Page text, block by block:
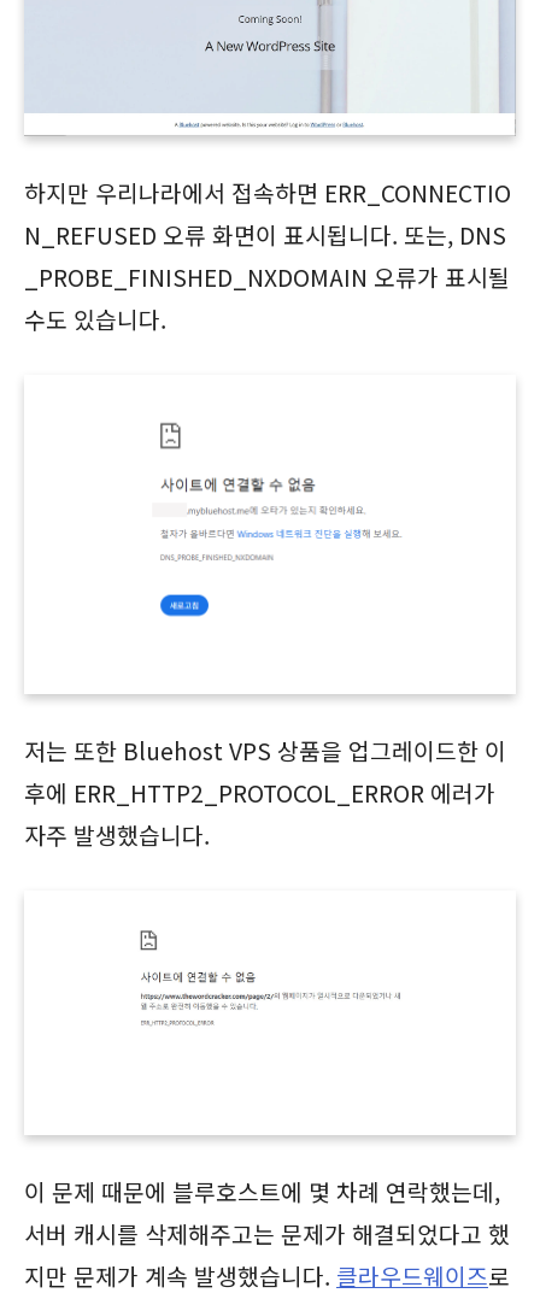
하지만 우리나라에서 접속하면 ERR_CONNECTIO
N_REFUSED 오류 화면이 표시됩니다. 또는, DNS
_PROBE_FINISHED_NXDOMAIN 오류가 표시될
수도 있습니다.
저는 또한 Bluehost VPS 상품을 업그레이드한 이
후에 ERR_HTTP2_PROTOCOL_ERROR 에러가
자주 발생했습니다.
이 문제 때문에 블루호스트에 몇 차례 연락했는데,
서버 캐시를 삭제해주고는 문제가 해결되었다고 했
지만 문제가 계속 발생했습니다. 클라우드웨이즈로